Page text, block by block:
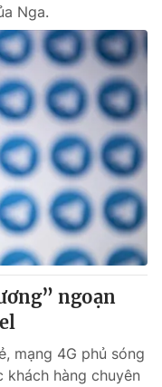
Nga.
ngoạn
mạng 4G phủ sóng
hàng chuyên